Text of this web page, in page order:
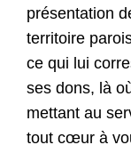
présentation
territoire
ce qui lui
ses dons, là
mettant au
tout cœur à